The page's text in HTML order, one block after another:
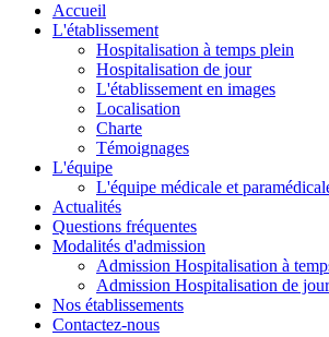
Accueil
L'établissement
Hospitalisation à temps plein
Hospitalisation de jour
L'établissement en images
Localisation
Charte
Témoignages
L'équipe
L'équipe médicale et
Actualités
Questions fréquentes
Modalités d'admission
Admission Hospitalisation à
Admission Hospitalisation de jour
Nos établissements
Contactez-nous